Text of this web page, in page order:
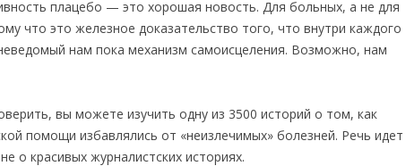
плацебо — это хорошая новость. Для больных, а не для
что это железное доказательство того, что внутри каждого
нам пока механизм самоисцеления. Возможно, нам
вы можете изучить одну из 3500 историй о том, как
помощи избавлялись от «неизлечимых» болезней. Речь идет
о красивых журналистских историях.